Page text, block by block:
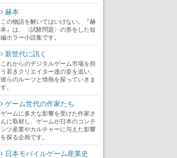
赫本
この物語を解いてはいけない。『赫
本』は、〈試験問題〉の形をした短
編ホラー小説集です。
新世代に訊く
これからのデジタルゲーム市場を担
う若きクリエイター達の姿を追い、
彼らのルーツと情熱を探っていきま
す。
ゲーム世代の作家たち
ゲームに多大な影響を受けた作家さ
んに取材し、ゲームが日本のコンテ
ンツ産業やカルチャーに与えた影響
を探る企画です。
日本モバイルゲーム産業史